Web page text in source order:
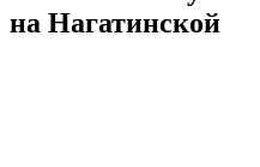
на Нагатинской